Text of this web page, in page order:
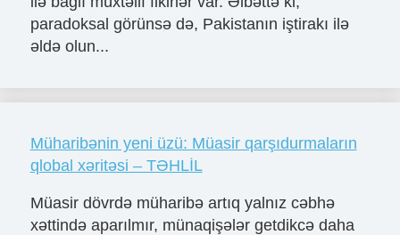
paradoksal görünsə də, Pakistanın iştirakı ilə
əldə olun...
Müharibənin yeni üzü: Müasir qarşıdurmaların
qlobal xəritəsi – TƏHLİL
Müasir dövrdə müharibə artıq yalnız cəbhə
xəttində aparılmır, münaqişələr getdikcə daha